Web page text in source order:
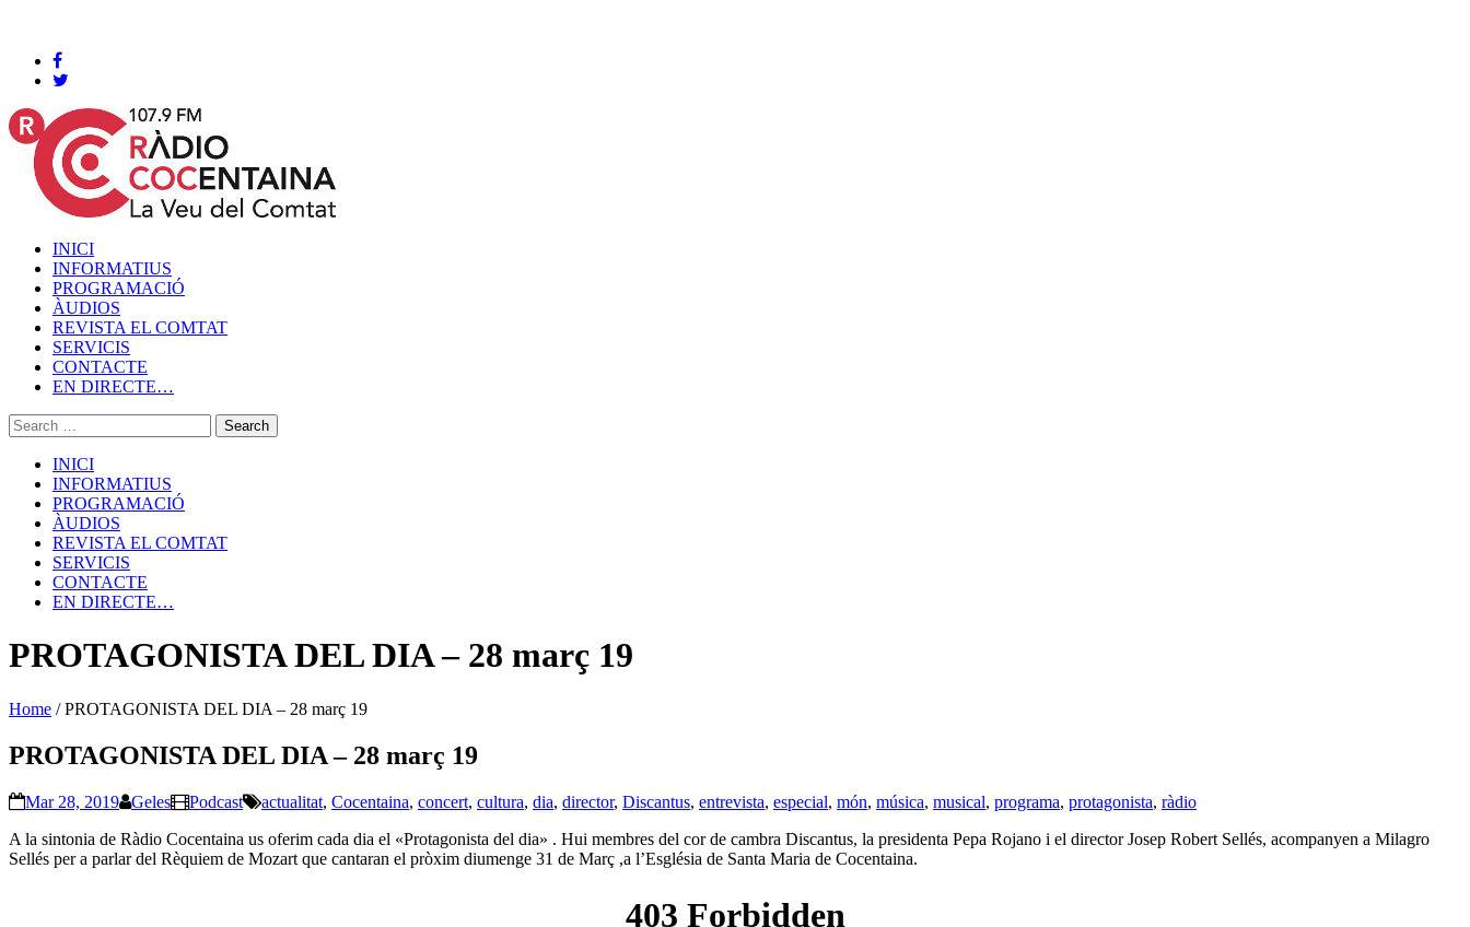
INICI
INFORMATIUS
PROGRAMACIÓ
ÀUDIOS
REVISTA EL COMTAT
SERVICIS
CONTACTE
EN DIRECTE…
INICI
INFORMATIUS
PROGRAMACIÓ
ÀUDIOS
REVISTA EL COMTAT
SERVICIS
CONTACTE
EN DIRECTE…
PROTAGONISTA DEL DIA – 28 març 19
Home /PROTAGONISTA DEL DIA – 28 març 19
PROTAGONISTA DEL DIA – 28 març 19
Mar 28, 2019 Geles Podcast actualitat, Cocentaina, concert, cultura, dia, director, Discantus, entrevista, especial, món, música, musical, programa, protagonista, ràdio
A la sintonia de Ràdio Cocentaina us oferim cada dia el «Protagonista del dia» . Hui membres del cor de cambra Discantus, la presidenta Pepa Rojano i el director Josep Robert Sellés, acompanyen a Milagro
Sellés per a parlar del Rèquiem de Mozart que cantaran el pròxim diumenge 31 de Març ,a l’Església de Santa Maria de Cocentaina.